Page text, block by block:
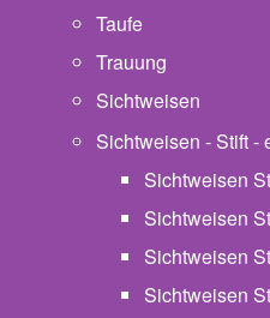
Taufe
Trauung
Sichtweisen
Sichtweisen - Stift -
Sichtweisen
Sichtweisen
Sichtweisen
Sichtweisen